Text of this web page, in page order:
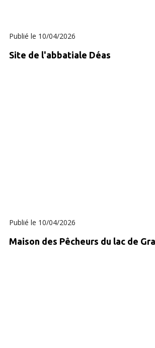
Publié le 10/04/2026
Site de l'abbatiale Déas
Publié le 10/04/2026
Maison des Pêcheurs du lac de